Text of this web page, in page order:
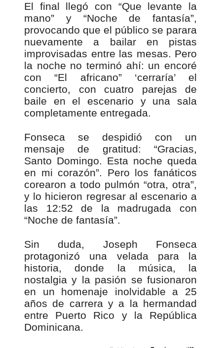
El final llegó con “Que levante la
mano” y “Noche de fantasía”,
provocando que el público se parara
nuevamente a bailar en pistas
improvisadas entre las mesas. Pero
la noche no terminó ahí: un encoré
con “El africano” ‘cerraría’ el
concierto, con cuatro parejas de
baile en el escenario y una sala
completamente entregada.
Fonseca se despidió con un
mensaje de gratitud: “Gracias,
Santo Domingo. Esta noche queda
en mi corazón”. Pero los fanáticos
corearon a todo pulmón “otra, otra”,
y lo hicieron regresar al escenario a
las 12:52 de la madrugada con
“Noche de fantasía”.
Sin duda, Joseph Fonseca
protagonizó una velada para la
historia, donde la música, la
nostalgia y la pasión se fusionaron
en un homenaje inolvidable a 25
años de carrera y a la hermandad
entre Puerto Rico y la República
Dominicana.